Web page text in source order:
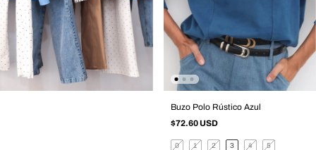
Buzo Polo Rústico Azul
$72.60 USD
0 1 2 3 4 5